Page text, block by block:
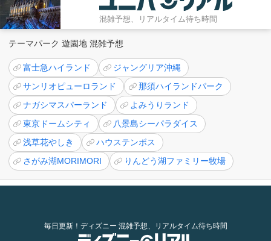
混雑予想、リアルタイム待ち時間
テーマパーク 遊園地 混雑予想
富士急ハイランド
ジャングリア沖縄
サンリオピューロランド
那須ハイランドパーク
ナガシマスパーランド
よみうりランド
東京ドームシティ
八景島シーパラダイス
浅草花やしき
ハウステンボス
さがみ湖MORIMORI
りんどう湖ファミリー牧場
毎日更新！ディズニー 混雑予想、リアルタイム待ち時間